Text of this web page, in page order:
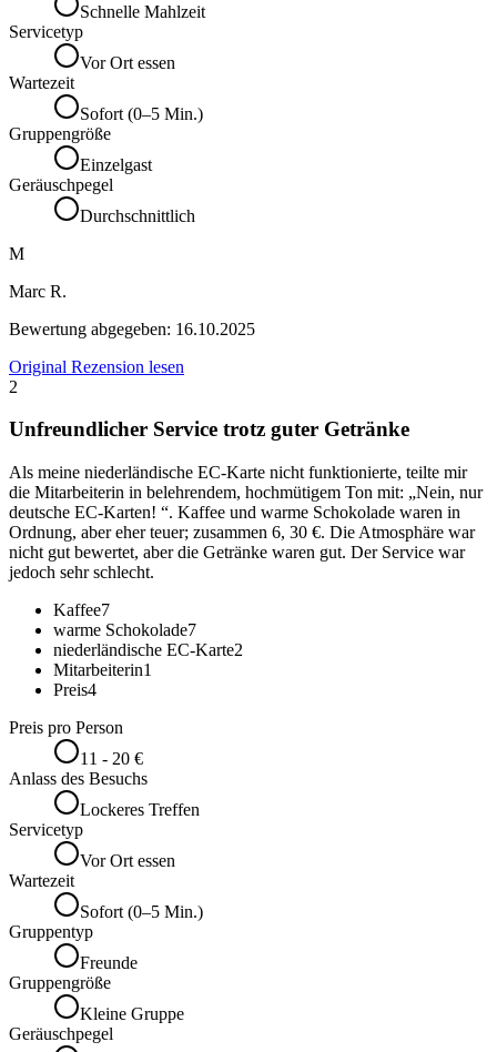
Schnelle Mahlzeit
Servicetyp
Vor Ort essen
Wartezeit
Sofort (0–5 Min.)
Gruppengröße
Einzelgast
Geräuschpegel
Durchschnittlich
M
Marc R.
Bewertung abgegeben: 16.10.2025
Original Rezension lesen
2
Unfreundlicher Service trotz guter Getränke
Als meine niederländische EC-Karte nicht funktionierte, teilte mir
die Mitarbeiterin in belehrendem, hochmütigem Ton mit: „Nein, nur
deutsche EC-Karten! “. Kaffee und warme Schokolade waren in
Ordnung, aber eher teuer; zusammen 6, 30 €. Die Atmosphäre war
nicht gut bewertet, aber die Getränke waren gut. Der Service war
jedoch sehr schlecht.
Kaffee7
warme Schokolade7
niederländische EC-Karte2
Mitarbeiterin1
Preis4
Preis pro Person
11 - 20 €
Anlass des Besuchs
Lockeres Treffen
Servicetyp
Vor Ort essen
Wartezeit
Sofort (0–5 Min.)
Gruppentyp
Freunde
Gruppengröße
Kleine Gruppe
Geräuschpegel